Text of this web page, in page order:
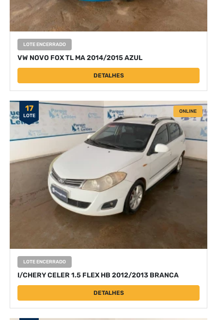
LOTE ENCERRADO
VW NOVO FOX TL MA 2014/2015 AZUL
DETALHES
17
LOTE
ONLINE
LOTE ENCERRADO
I/CHERY CELER 1.5 FLEX HB 2012/2013 BRANCA
DETALHES